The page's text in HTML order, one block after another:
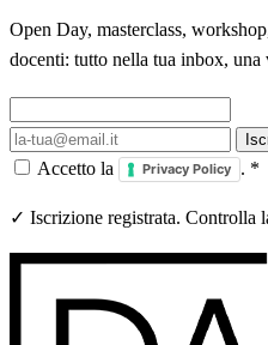
Open Day, masterclass,
docenti: tutto nella tua inbox, una
Accetto la Privacy Policy . *
✓ Iscrizione registrata. Controlla